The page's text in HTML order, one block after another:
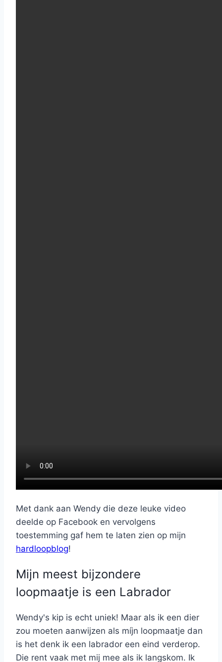
Met dank aan Wendy die deze leuke video
deelde op Facebook en vervolgens
toestemming gaf hem te laten zien op mijn
hardloopblog!
Mijn meest bijzondere
loopmaatje is een Labrador
Wendy's kip is echt uniek! Maar als ik een dier
zou moeten aanwijzen als míjn loopmaatje dan
is het denk ik een labrador een eind verderop.
Die rent vaak met mij mee als ik langskom. Ik